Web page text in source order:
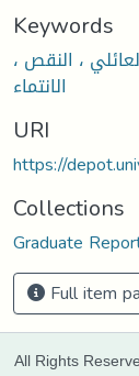
Keywords
، النقص ،
الانتماء
URI
https://
Collections
Full item
All Rights